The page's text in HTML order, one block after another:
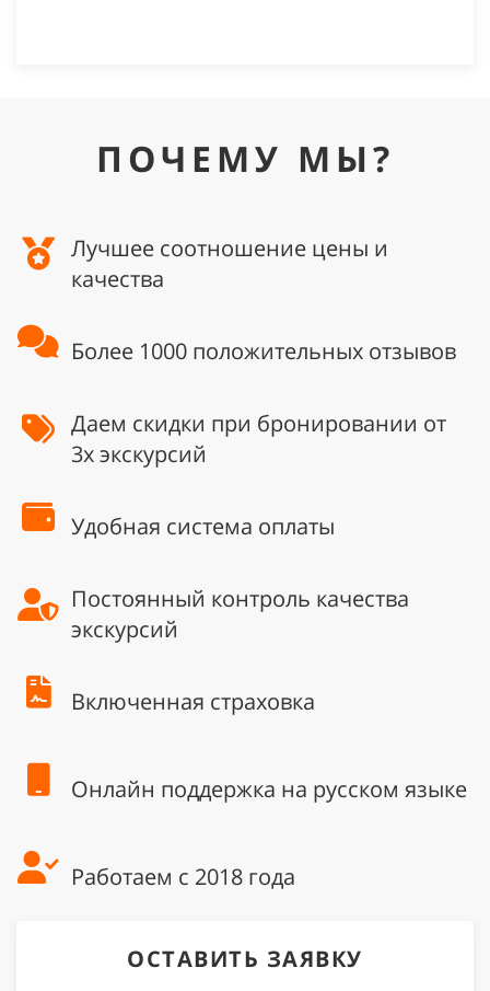
ПОЧЕМУ МЫ?
Лучшее соотношение цены и
качества
Более 1000 положительных отзывов
Даем скидки при бронировании от
3х экскурсий
Удобная система оплаты
Постоянный контроль качества
экскурсий
Включенная страховка
Онлайн поддержка на русском языке
Работаем с 2018 года
ОСТАВИТЬ ЗАЯВКУ